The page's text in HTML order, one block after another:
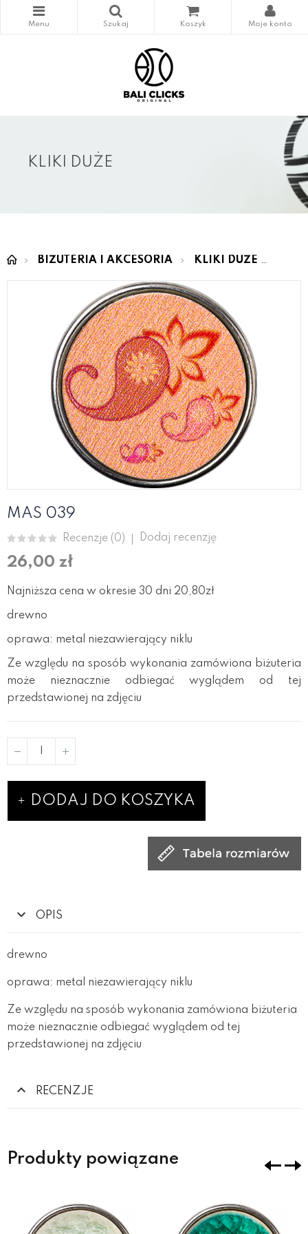
KLIKI DUŻE
BIŻUTERIA I AKCESORIA KLIKI DUŻE
MAS 039
Recenzje (0) Dodaj recenzję
26,00 zł
Najniższa cena w okresie 30 dni 20,80zł
drewno
oprawa: metal niezawierający niklu
Ze względu na sposób wykonania zamówiona biżuteria
może nieznacznie odbiegać wyglądem od tej
przedstawionej na zdjęciu
DODAJ DO KOSZYKA
OPIS
drewno
oprawa: metal niezawierający niklu
Ze względu na sposób wykonania zamówiona biżuteria
może nieznacznie odbiegać wyglądem od tej
przedstawionej na zdjęciu
RECENZJE
Produkty powiązane